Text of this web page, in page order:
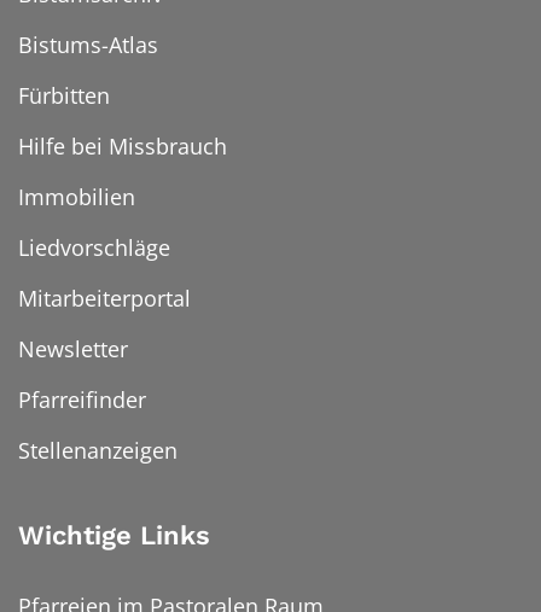
Bistums-Atlas
Fürbitten
Hilfe bei Missbrauch
Immobilien
Liedvorschläge
Mitarbeiterportal
Newsletter
Pfarreifinder
Stellenanzeigen
Wichtige Links
Pfarreien im Pastoralen Raum